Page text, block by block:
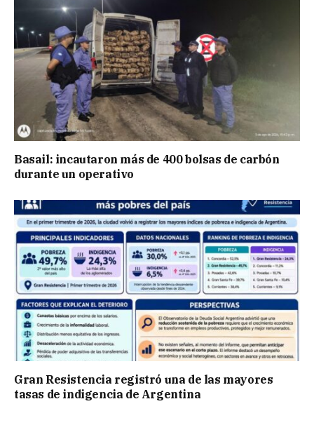
Basail: incautaron más de 400 bolsas de carbón
durante un operativo
Gran Resistencia registró una de las mayores
tasas de indigencia de Argentina